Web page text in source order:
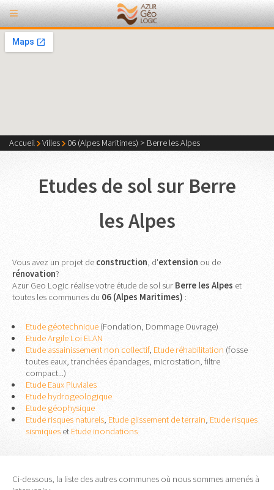
Accueil Villes 06 (Alpes Maritimes) > Berre les Alpes
Etudes de sol sur Berre
les Alpes
Vous avez un projet de construction , d'extension ou de
rénovation?
Azur Geo Logic réalise votre étude de sol sur Berre les Alpes et
toutes les communes du 06 (Alpes Maritimes) :
Etude géotechnique(Fondation, Dommage Ouvrage)
Etude Argile Loi ELAN
Etude assainissement non collectif, Etude réhabilitation (fosse
toutes eaux, tranchées épandages, microstation, filtre
compact...)
Etude Eaux Pluviales
Etude hydrogeologique
Etude géophysique
Etude risques naturels, Etude glissement de terrain, Etude risques
sismiqueset Etude inondations
Ci-dessous, la liste des autres communes où nous sommes amenés à